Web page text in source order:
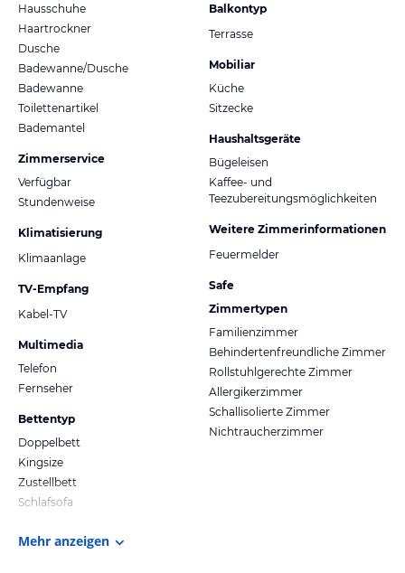
Hausschuhe
Haartrockner
Dusche
Badewanne/Dusche
Badewanne
Toilettenartikel
Bademantel
Zimmerservice
Verfügbar
Stundenweise
Klimatisierung
Klimaanlage
TV-Empfang
Kabel-TV
Multimedia
Telefon
Fernseher
Bettentyp
Doppelbett
Kingsize
Zustellbett
Schlafsofa
Balkontyp
Terrasse
Mobiliar
Küche
Sitzecke
Haushaltsgeräte
Bügeleisen
Kaffee- und
Teezubereitungsmöglichkeiten
Weitere Zimmerinformationen
Feuermelder
Safe
Zimmertypen
Familienzimmer
Behindertenfreundliche Zimmer
Rollstuhlgerechte Zimmer
Allergikerzimmer
Schallisolierte Zimmer
Nichtraucherzimmer
Mehr anzeigen